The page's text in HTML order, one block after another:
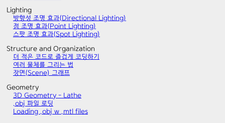
Lighting
방향성 조명 효과(Directional Lighting)
점 조명 효과(Point Lighting)
스팟 조명 효과(Spot Lighting)
Structure and Organization
더 적은 코드로 즐겁게 코딩하기
여러 물체를 그리는 법
장면(Scene) 그래프
Geometry
3D Geometry - Lathe
.obj 파일 로딩
Loading .obj w .mtl files